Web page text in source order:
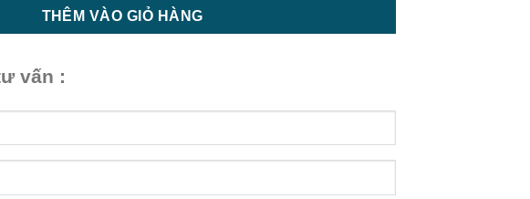
THÊM VÀO GIỎ HÀNG
vấn :